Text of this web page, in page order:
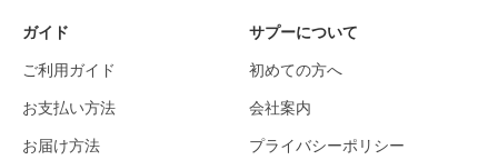
ガイド
ご利用ガイド
お支払い方法
お届け方法
サプーについて
初めての方へ
会社案内
プライバシーポリシー